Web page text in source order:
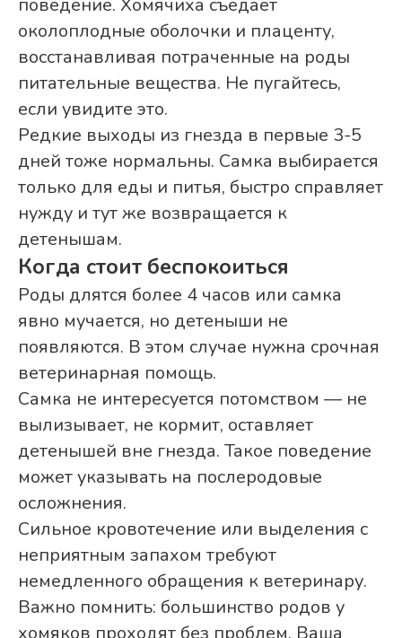
поведение. Хомячиха съедает
околоплодные оболочки и плаценту,
восстанавливая потраченные на роды
питательные вещества. Не пугайтесь,
если увидите это.
Редкие выходы из гнезда в первые 3-5
дней тоже нормальны. Самка выбирается
только для еды и питья, быстро справляет
нужду и тут же возвращается к
детенышам.
Когда стоит беспокоиться
Роды длятся более 4 часов или самка
явно мучается, но детеныши не
появляются. В этом случае нужна срочная
ветеринарная помощь.
Самка не интересуется потомством — не
вылизывает, не кормит, оставляет
детенышей вне гнезда. Такое поведение
может указывать на послеродовые
осложнения.
Сильное кровотечение или выделения с
неприятным запахом требуют
немедленного обращения к ветеринару.
Важно помнить: большинство родов у